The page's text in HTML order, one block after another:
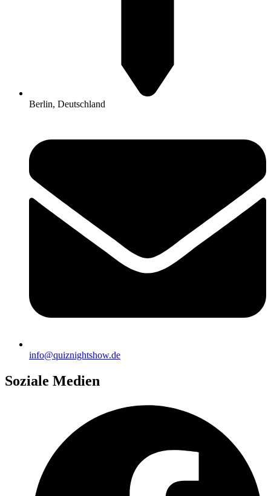
Berlin, Deutschland
info@quiznightshow.de
Soziale Medien